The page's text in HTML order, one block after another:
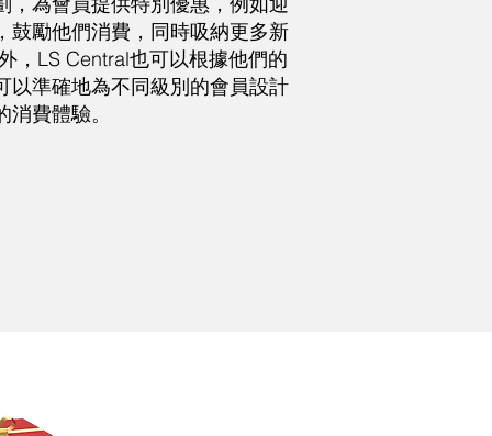
鼓勵他們消費，同時吸納更多新
，LS Central也可以根據他們的
以準確地為不同級別的會員設計
費體驗。